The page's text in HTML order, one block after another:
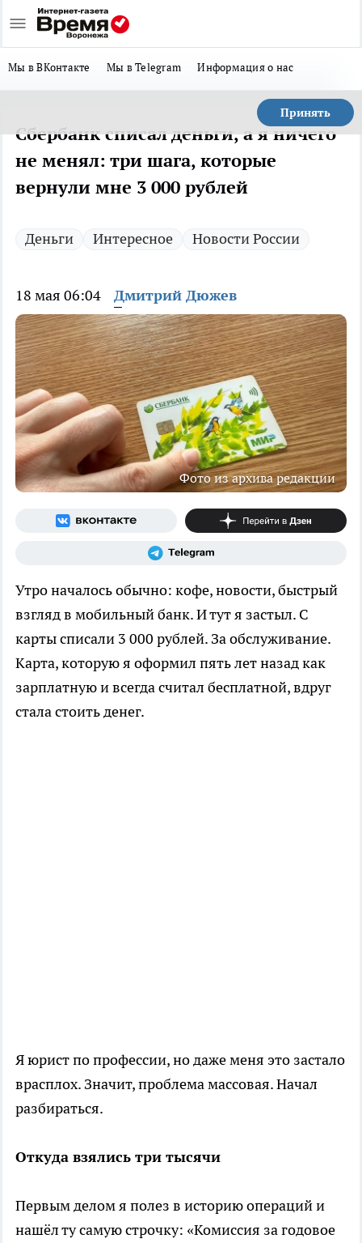
Мы в ВКонтакте Мы в Telegram Информация о нас
Принять
Сбербанк списал деньги, а я ничего
не менял: три шага, которые
вернули мне 3 000 рублей
Деньги Интересное Новости России
18 мая 06:04 Дмитрий Дюжев
Фото из архива редакции
Утро началось обычно: кофе, новости, быстрый
взгляд в мобильный банк. И тут я застыл. С
карты списали 3 000 рублей. За обслуживание.
Карта, которую я оформил пять лет назад как
зарплатную и всегда считал бесплатной, вдруг
стала стоить денег.
Я юрист по профессии, но даже меня это застало
врасплох. Значит, проблема массовая. Начал
разбираться.
Откуда взялись три тысячи
Первым делом я полез в историю операций и
нашёл ту самую строчку: «Комиссия за годовое